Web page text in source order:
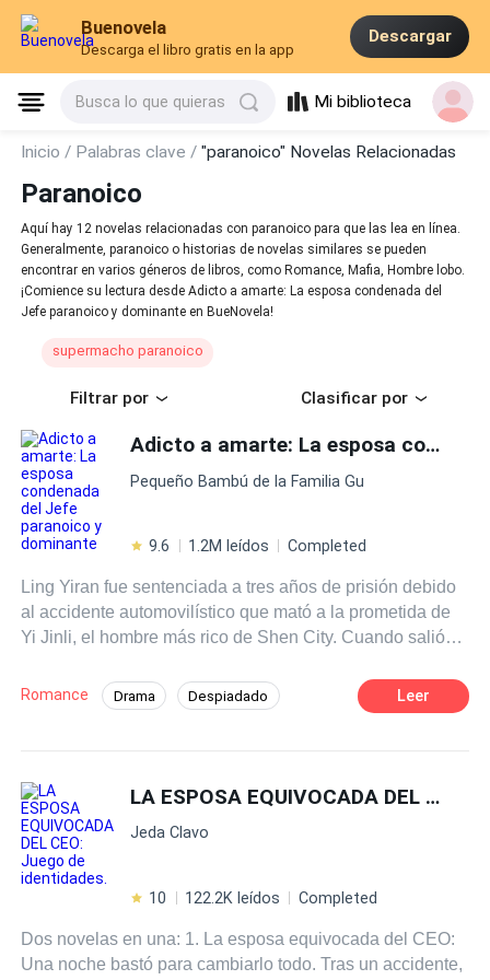
Buenovela
Descarga el libro gratis en la app
Descargar
Busca lo que quieras Mi biblioteca
Inicio / Palabras clave /"paranoico" Novelas Relacionadas
Paranoico
Aquí hay 12 novelas relacionadas con paranoico para que las lea en línea.
Generalmente, paranoico o historias de novelas similares se pueden
encontrar en varios géneros de libros, como Romance, Mafia, Hombre lobo.
¡Comience su lectura desde Adicto a amarte: La esposa condenada del
Jefe paranoico y dominante en BueNovela!
supermacho paranoico
Filtrar por Clasificar por
Adicto a amarte: La esposa condenada del Jefe
Pequeño Bambú de la Familia Gu
9.6 1.2M leídos Completed
Ling Yiran fue sentenciada a tres años de prisión debido
al accidente automovilístico que mató a la prometida de
Yi Jinli, el hombre más rico de Shen City. Cuando salió
atención de Yi Jinli. Ella se arrodilló en el suelo y le
suplicó: "Yi Jinli, ¿puedes dejarme ir?" Pero él solo
pero por alguna razón, hacía todo lo posible para
complacer a una trabajadora sanitaria que había estado
en prisión durante los últimos tres años. Sin embargo, la
verdad del accidente automovilístico de ese año destruyó
todo el amor que sentía por él, ella huyo de él. Muchos
tal de que estés a mi lado, haré cualquier cosa por ti".
Pero ella solo lo miro con frialdad y dijo: "Entonces, ve y
Romance Drama Despiadado
Venganza Independiente
Leer
LA ESPOSA EQUIVOCADA DEL CEO: Juego de identidades.
Jeda Clavo
10 122.2K leídos Completed
Dos novelas en una: 1. La esposa equivocada del CEO:
Una noche bastó para cambiarlo todo. Tras un accidente,